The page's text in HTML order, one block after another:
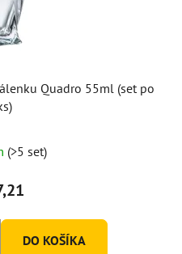
Quadro 55ml (set po
hodnotenie
produktu
je
5,0
(>5 set)
DO KOŠÍKA